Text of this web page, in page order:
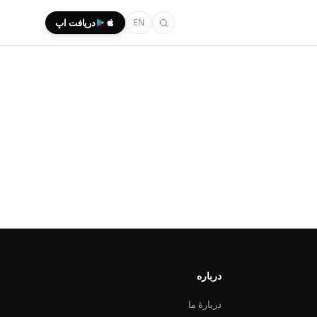
EN دریافت اپ
درباره
دربارهٔ ما